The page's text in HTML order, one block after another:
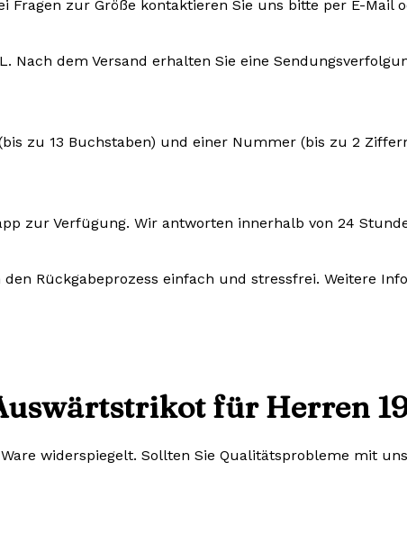
zur Größe kontaktieren Sie uns bitte per E-Mail
Nach dem Versand erhalten Sie eine
zu 13 Buchstaben) und einer Nummer (bis zu 2
zur Verfügung. Wir antworten innerhalb von 24
Rückgabeprozess einfach und stressfrei. Weitere
für Herren
widerspiegelt. Sollten Sie Qualitätsprobleme mit